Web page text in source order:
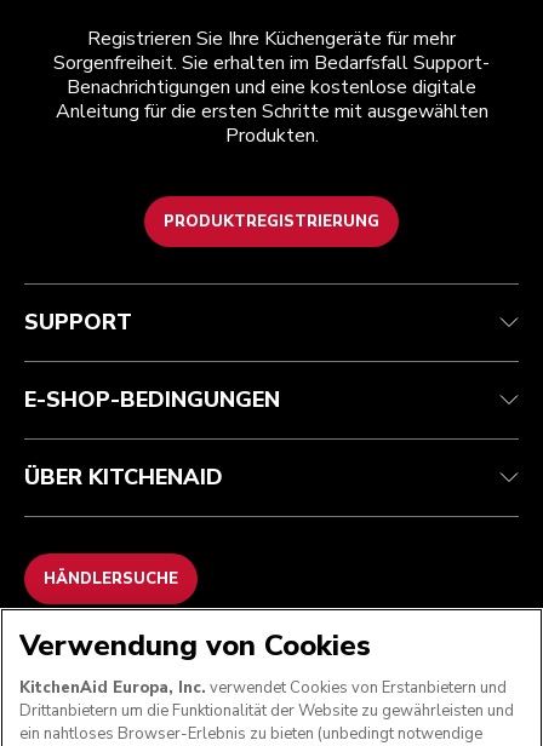
Registrieren Sie Ihre Küchengeräte für mehr
Sorgenfreiheit. Sie erhalten im Bedarfsfall Support-
Benachrichtigungen und eine kostenlose digitale
Anleitung für die ersten Schritte mit ausgewählten
Produkten.
PRODUKTREGISTRIERUNG
Kundenservice
Garantie und Dokumente
Kontaktieren Sie uns.
Teilnahmebedingungen
Rückgaben und Erstattungen
Impressum
ODR
Die Marke
Händlersuche
SUPPORT
E-SHOP-BEDINGUNGEN
ÜBER KITCHENAID
HÄNDLERSUCHE
WIR AKZEPTIEREN
Verwendung von Cookies
KitchenAid Europa, Inc. verwendet Cookies von Erstanbietern und
Drittanbietern um die Funktionalität der Website zu gewährleisten und
ein nahtloses Browser-Erlebnis zu bieten (unbedingt notwendige